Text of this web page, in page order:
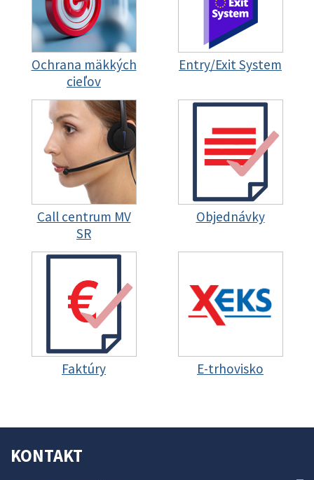
Ochrana mäkkých
cieľov
Entry/Exit System
Call centrum MV
SR
Objednávky
Faktúry E-trhovisko
KONTAKT